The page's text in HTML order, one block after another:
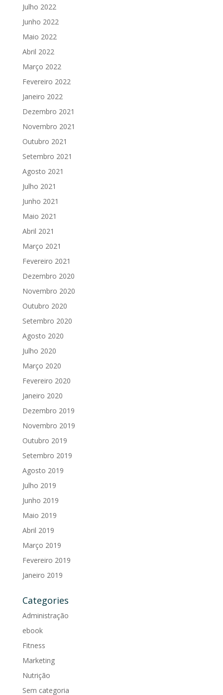
Julho 2022
Junho 2022
Maio 2022
Abril 2022
Março 2022
Fevereiro 2022
Janeiro 2022
Dezembro 2021
Novembro 2021
Outubro 2021
Setembro 2021
Agosto 2021
Julho 2021
Junho 2021
Maio 2021
Abril 2021
Março 2021
Fevereiro 2021
Dezembro 2020
Novembro 2020
Outubro 2020
Setembro 2020
Agosto 2020
Julho 2020
Março 2020
Fevereiro 2020
Janeiro 2020
Dezembro 2019
Novembro 2019
Outubro 2019
Setembro 2019
Agosto 2019
Julho 2019
Junho 2019
Maio 2019
Abril 2019
Março 2019
Fevereiro 2019
Janeiro 2019
Categories
Administração
ebook
Fitness
Marketing
Nutrição
Sem categoria